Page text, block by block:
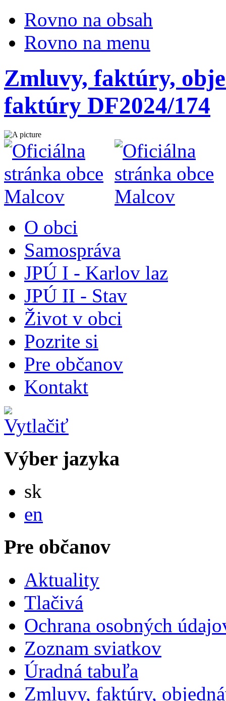
Rovno na obsah
Rovno na menu
Zmluvy, faktúry,
faktúry DF2024/174
O obci
Samospráva
JPÚ I - Karlov laz
JPÚ II - Stav
Život v obci
Pozrite si
Pre občanov
Kontakt
Výber jazyka
sk
en
Pre občanov
Aktuality
Tlačivá
Ochrana osobných
Zoznam sviatkov
Úradná tabuľa
Zmluvy, faktúry,